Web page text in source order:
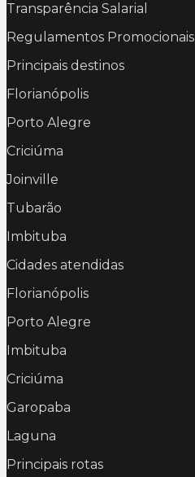
Transparência Salarial
Regulamentos Promocionais
Principais destinos
Florianópolis
Porto Alegre
Criciúma
Joinville
Tubarão
Imbituba
Cidades atendidas
Florianópolis
Porto Alegre
Imbituba
Criciúma
Garopaba
Laguna
Principais rotas